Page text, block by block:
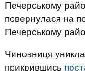
Печерському
повернулася на
Печерському
Чиновниця уникла
прикрившись